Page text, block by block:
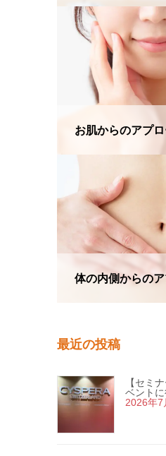
お肌からのアプ
体の内側からの
最近の投稿
【セミ
ベントに
2026年7